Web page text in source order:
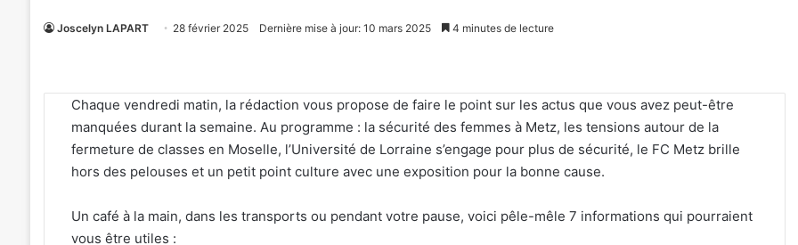
Joscelyn LAPART 28 février 2025 Dernière mise à jour: 10 mars 2025 4 minutes de lecture
Chaque vendredi matin, la rédaction vous propose de faire le point sur les actus que vous avez peut-être
manquées durant la semaine. Au programme : la sécurité des femmes à Metz, les tensions autour de la
fermeture de classes en Moselle, l’Université de Lorraine s’engage pour plus de sécurité, le FC Metz brille
hors des pelouses et un petit point culture avec une exposition pour la bonne cause.
Un café à la main, dans les transports ou pendant votre pause, voici pêle-mêle 7 informations qui pourraient
vous être utiles :